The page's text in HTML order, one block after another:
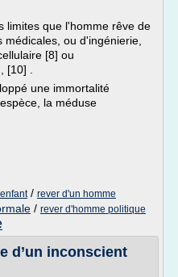
limites que l'homme rêve de
ou d'ingénierie,
[8] ou
.
une immortalité
la méduse
/ rever d'un homme
/ rever d'homme politique
d’un inconscient